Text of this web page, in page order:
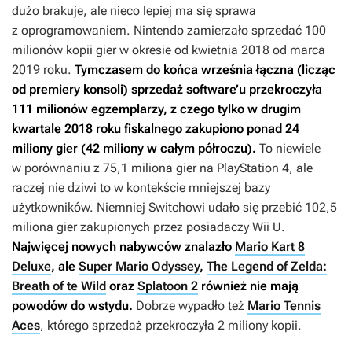
dużo brakuje, ale nieco lepiej ma się sprawa
z oprogramowaniem. Nintendo zamierzało sprzedać 100
milionów kopii gier w okresie od kwietnia 2018 od marca
2019 roku. Tymczasem do końca września łączna (licząc
od premiery konsoli) sprzedaż software’u przekroczyła
111 milionów egzemplarzy, z czego tylko w drugim
kwartale 2018 roku fiskalnego zakupiono ponad 24
miliony gier (42 miliony w całym półroczu). To niewiele
w porównaniu z 75,1 miliona gier na PlayStation 4, ale
raczej nie dziwi to w kontekście mniejszej bazy
użytkowników. Niemniej Switchowi udało się przebić 102,5
miliona gier zakupionych przez posiadaczy Wii U.
Najwięcej nowych nabywców znalazło Mario Kart 8
Deluxe, ale Super Mario Odyssey, The Legend of Zelda:
Breath of te Wild oraz Splatoon 2 również nie mają
powodów do wstydu. Dobrze wypadło też Mario Tennis
Aces, którego sprzedaż przekroczyła 2 miliony kopii.